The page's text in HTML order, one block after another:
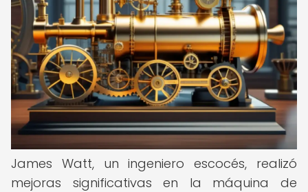
James Watt, un ingeniero escocés, realizó
mejoras significativas en la máquina de